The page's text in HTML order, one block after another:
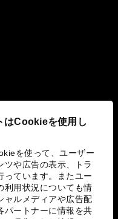
はCookieを使用し
を使って、ユーザー
ツや広告の表示、トラ
っています。またユー
利用状況についても情
ャルメディアや広告配
パートナーに情報を共